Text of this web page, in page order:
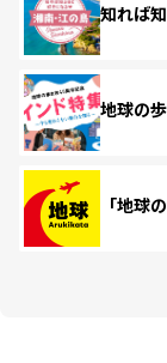
知れば
地球の
「地球